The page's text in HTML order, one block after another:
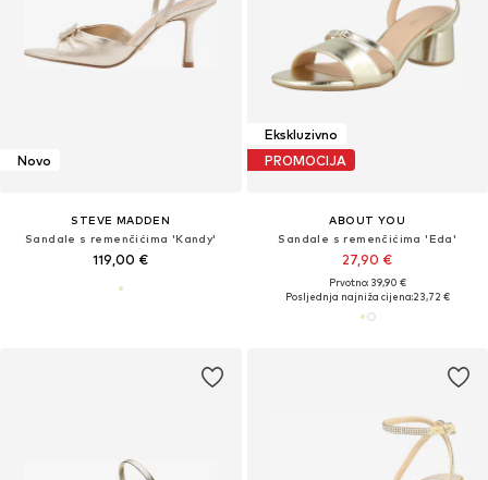
Novo
STEVE MADDEN
Sandale s remenčićima 'Kandy'
119,00 €
Ekskluzivno
PROMOCIJA
ABOUT YOU
Sandale s remenčićima 'Eda'
27,90 €
Prvotno: 39,90 €
Posljednja najniža cijena:23,72 €